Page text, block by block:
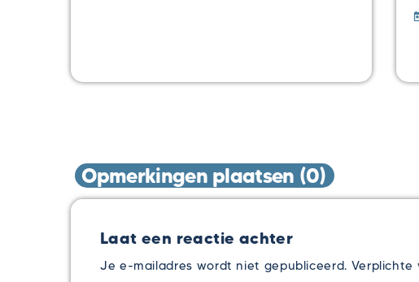
Opmerkingen plaatsen (0)
Laat een reactie achter
Je e-mailadres wordt niet gepubliceerd. Verplichte